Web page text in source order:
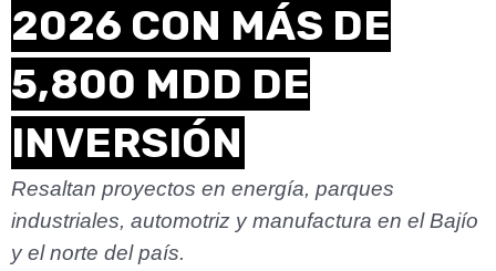
2026 CON MÁS DE
5,800 MDD DE
INVERSIÓN
Resaltan proyectos en energía, parques
industriales, automotriz y manufactura en el Bajío
y el norte del país.